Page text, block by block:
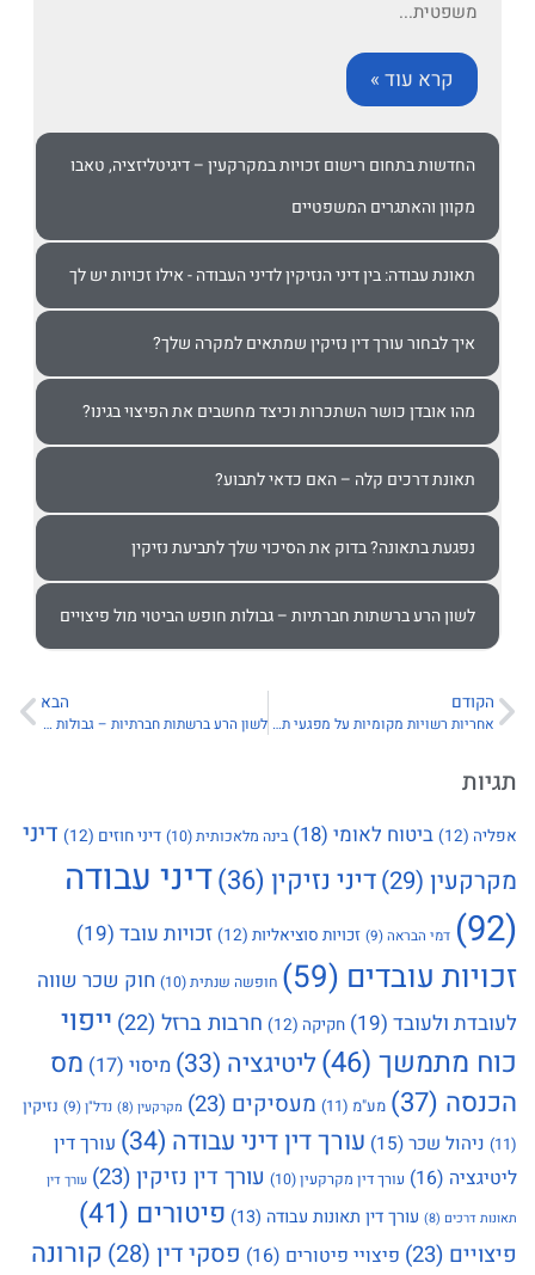
משפטית...
קרא עוד »
החדשות בתחום רישום זכויות במקרקעין – דיגיטליזציה, טאבו
מקוון והאתגרים המשפטיים
תאונת עבודה: בין דיני הנזיקין לדיני העבודה - אילו זכויות יש לך
איך לבחור עורך דין נזיקין שמתאים למקרה שלך?
מהו אובדן כושר השתכרות וכיצד מחשבים את הפיצוי בגינו?
תאונת דרכים קלה – האם כדאי לתבוע?
נפגעת בתאונה? בדוק את הסיכוי שלך לתביעת נזיקין
לשון הרע ברשתות חברתיות – גבולות חופש הביטוי מול פיצויים
אחריות רשויות מקומיות על מפגעי תשתית – מדרכות ומדרונים לשון הרע ברשתות חברתיות – גבולות חופש הביטוי מול פיצויים
(12) ביטוח לאומי (18) בינה מלאכותית(10) דיני חוזים(12)
דיני
(29) דיני נזיקין(36) דיני עבודה
דמי הבראה(9) זכויות סוציאליות(12) זכויות עובד(19)
עובדים(59) חופשה שנתית(10)
חוק שכר שווה
ולעובד(19) חקיקה (12) חרבות ברזל(22)
ייפוי
מתמשך(46) ליטיגציה(33) מיסוי (17)
מס
(37) מע"מ (11) מעסיקים(23) מקרקעין (8) נדל"ן (9) נזיקין
ניהול שכר(15) עורך דין דיני עבודה(34)
עורך דין
(16) עורך דין מקרקעין(10) עורך דין נזיקין(23) עורך דין
דרכים(8) עורך דין תאונות עבודה(13) פיטורים(41)
(23) פיצויי פיטורים(16) פסקי דין(28) קורונה